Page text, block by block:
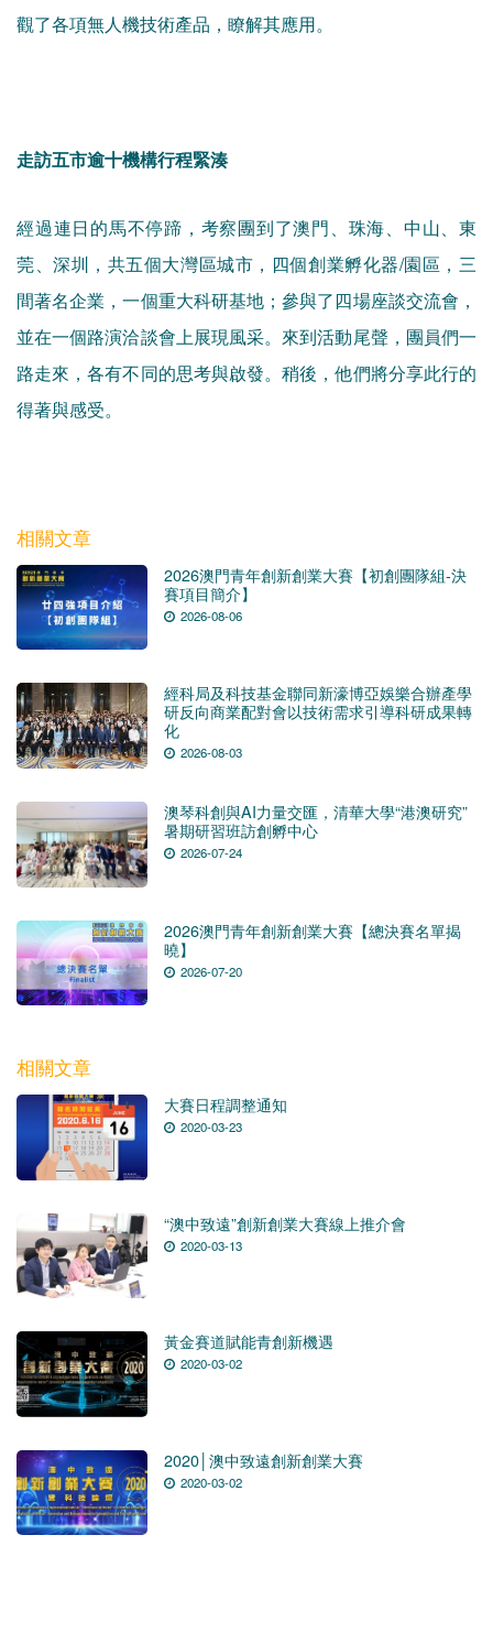
觀了各項無人機技術產品，瞭解其應用。
走訪五市逾十機構行程緊湊
經過連日的馬不停蹄，考察團到了澳門、珠海、中山、東
莞、深圳，共五個大灣區城市，四個創業孵化器/園區，三
間著名企業，一個重大科研基地；參與了四場座談交流會，
並在一個路演洽談會上展現風采。來到活動尾聲，團員們一
路走來，各有不同的思考與啟發。稍後，他們將分享此行的
得著與感受。
相關文章
2026澳門青年創新創業大賽【初創團隊組-決
賽項目簡介】
2026-08-06
經科局及科技基金聯同新濠博亞娛樂合辦產學
研反向商業配對會以技術需求引導科研成果轉
化
2026-08-03
澳琴科創與AI力量交匯，清華大學“港澳研究”
暑期研習班訪創孵中心
2026-07-24
2026澳門青年創新創業大賽【總決賽名單揭
曉】
2026-07-20
相關文章
大賽日程調整通知
2020-03-23
“澳中致遠”創新創業大賽線上推介會
2020-03-13
黃金賽道賦能青創新機遇
2020-03-02
2020│澳中致遠創新創業大賽
2020-03-02